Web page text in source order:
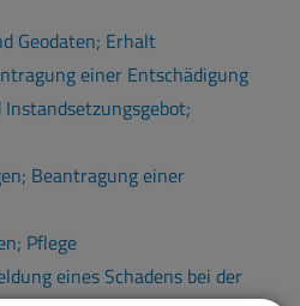
Geodaten; Erhalt
einer Entschädigung
Beantragung einer
Pflege
eines Schadens bei der